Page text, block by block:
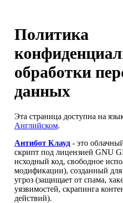
Политика
обработки
данных
Эта страница доступна на
Английском.
Антибот Клауд - это
скрипт под лицензией GNU
исходный код, свободное
модификации), созданный
угроз (защищает от спама,
уязвимостей, скрапинга
действий).